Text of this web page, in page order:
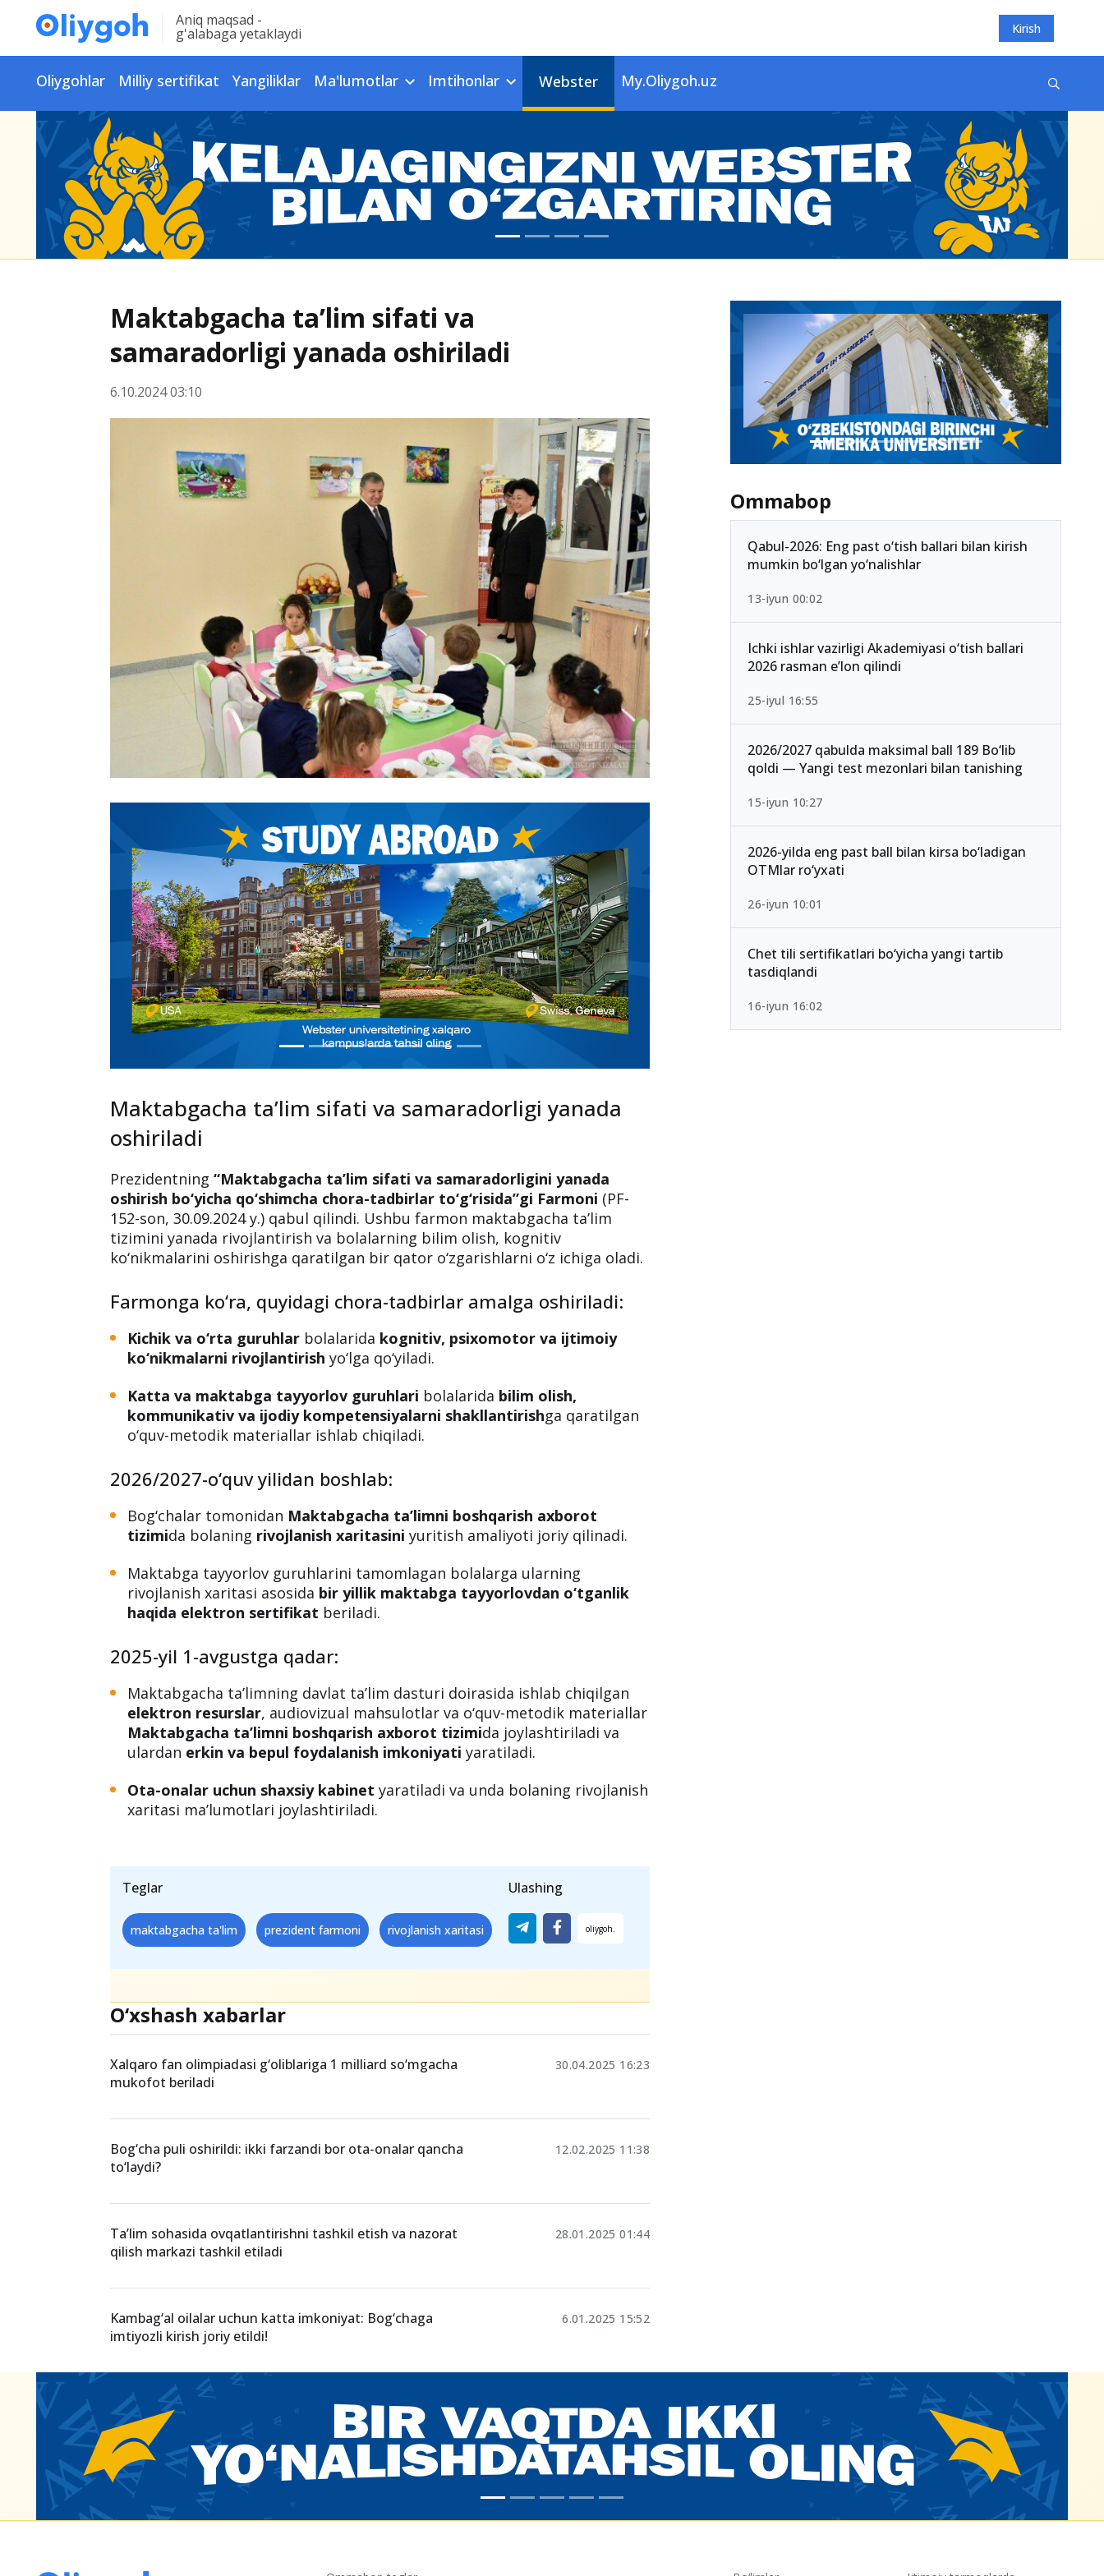
Aniq maqsad -
g'alabaga yetaklaydi Kirish
Oliygohlar Milliy sertifikat Yangiliklar Ma'lumotlar Imtihonlar Webster My.Oliygoh.uz
Maktabgacha ta’lim sifati va
samaradorligi yanada oshiriladi
6.10.2024 03:10
Maktabgacha ta’lim sifati va samaradorligi yanada
oshiriladi
Prezidentning“Maktabgacha ta’lim sifati va samaradorligini yanada
oshirish bo‘yicha qo‘shimcha chora-tadbirlar to‘g‘risida”gi Farmoni (PF-
152-son, 30.09.2024 y.) qabul qilindi. Ushbu farmon maktabgacha ta’lim
tizimini yanada rivojlantirish va bolalarning bilim olish, kognitiv
ko‘nikmalarini oshirishga qaratilgan bir qator o‘zgarishlarni o‘z ichiga oladi.
Farmonga ko‘ra, quyidagi chora-tadbirlar amalga oshiriladi:
Kichik va o‘rta guruhlar bolalarida kognitiv, psixomotor va ijtimoiy
ko‘nikmalarni rivojlantirish yo‘lga qo‘yiladi.
Katta va maktabga tayyorlov guruhlari bolalarida bilim olish,
kommunikativ va ijodiy kompetensiyalarni shakllantirishga qaratilgan
o‘quv-metodik materiallar ishlab chiqiladi.
2026/2027-o‘quv yilidan boshlab:
Bog‘chalar tomonidan Maktabgacha ta’limni boshqarish axborot
tizimida bolaning rivojlanish xaritasini yuritish amaliyoti joriy qilinadi.
Maktabga tayyorlov guruhlarini tamomlagan bolalarga ularning
rivojlanish xaritasi asosida bir yillik maktabga tayyorlovdan o‘tganlik
haqida elektron sertifikat beriladi.
2025-yil 1-avgustga qadar:
Maktabgacha ta’limning davlat ta’lim dasturi doirasida ishlab chiqilgan
elektron resurslar, audiovizual mahsulotlar va o‘quv-metodik materiallar
Maktabgacha ta’limni boshqarish axborot tizimida joylashtiriladi va
ulardan erkin va bepul foydalanish imkoniyati yaratiladi.
Ota-onalar uchun shaxsiy kabinet yaratiladi va unda bolaning rivojlanish
xaritasi ma’lumotlari joylashtiriladi.
Teglar
maktabgacha ta'lim prezident farmoni rivojlanish xaritasi
Ulashing
O‘xshash xabarlar
Xalqaro fan olimpiadasi g‘oliblariga 1 milliard so‘mgacha
mukofot beriladi
30.04.2025 16:23
Bog‘cha puli oshirildi: ikki farzandi bor ota-onalar qancha
to‘laydi?
12.02.2025 11:38
Ta’lim sohasida ovqatlantirishni tashkil etish va nazorat
qilish markazi tashkil etiladi
28.01.2025 01:44
Kambag‘al oilalar uchun katta imkoniyat: Bog‘chaga
imtiyozli kirish joriy etildi!
6.01.2025 15:52
Ommabop
Qabul-2026: Eng past o‘tish ballari bilan kirish
mumkin bo‘lgan yo‘nalishlar
13-iyun 00:02
Ichki ishlar vazirligi Akademiyasi o‘tish ballari
2026 rasman e’lon qilindi
25-iyul 16:55
2026/2027 qabulda maksimal ball 189 Bo‘lib
qoldi — Yangi test mezonlari bilan tanishing
15-iyun 10:27
2026-yilda eng past ball bilan kirsa bo‘ladigan
OTMlar ro‘yxati
26-iyun 10:01
Chet tili sertifikatlari bo‘yicha yangi tartib
tasdiqlandi
16-iyun 16:02